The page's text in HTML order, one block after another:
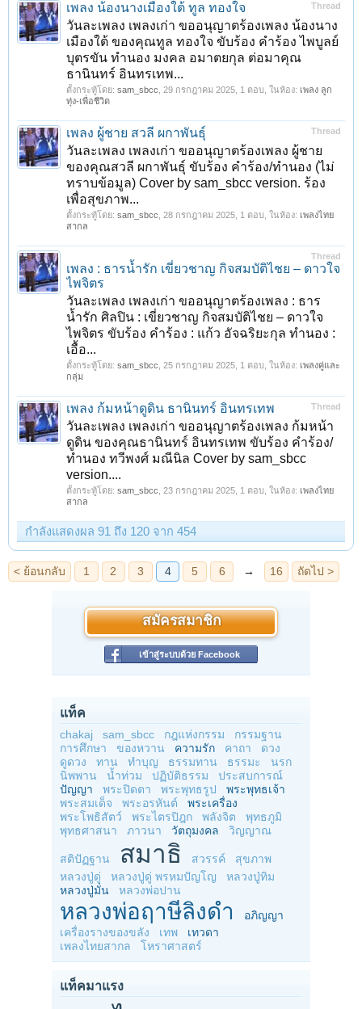
Thread
เพลง น้องนางเมืองใต้ ทูล ทองใจ
วันละเพลง เพลงเก่า ขออนุญาตร้องเพลง น้องนาง
เมืองใต้ ของคุณทูล ทองใจ ขับร้อง คำร้อง ไพบูลย์
บุตรขัน ทำนอง มงคล อมาตยกุล ต่อมาคุณ
ธานินทร์ อินทรเทพ...
ตั้งกระทู้โดย: sam_sbcc 29 กรกฎาคม 2025 , 1 ตอบ, ในห้อง: เพลง ลูก
ทุ่ง-เพื่อชีวิต
Thread
เพลง ผู้ชาย สวลี ผกาพันธุ์
วันละเพลง เพลงเก่า ขออนุญาตร้องเพลง ผู้ชาย
ของคุณสวลี ผกาพันธุ์ ขับร้อง คำร้อง/ทำนอง (ไม่
ทราบข้อมูล) Cover by sam_sbcc version. ร้อง
เพื่อสุขภาพ...
ตั้งกระทู้โดย: sam_sbcc 28 กรกฎาคม 2025 , 1 ตอบ, ในห้อง: เพลงไทย
สากล
Thread
เพลง : ธารน้ำรัก เขี่ยวชาญ กิจสมบัติไชย – ดาวใจ
ไพจิตร
วันละเพลง เพลงเก่า ขออนุญาตร้องเพลง : ธาร
น้ำรัก ศิลปิน : เขี่ยวชาญ กิจสมบัติไชย – ดาวใจ
ไพจิตร ขับร้อง คำร้อง : แก้ว อัจฉริยะกุล ทำนอง :
เอื้อ...
ตั้งกระทู้โดย: sam_sbcc 25 กรกฎาคม 2025 , 1 ตอบ, ในห้อง: เพลงคู่และ
กลุ่ม
Thread
เพลง ก้มหน้าดูดิน ธานินทร์ อินทรเทพ
วันละเพลง เพลงเก่า ขออนุญาตร้องเพลง ก้มหน้า
ดูดิน ของคุณธานินทร์ อินทรเทพ ขับร้อง คำร้อง/
ทำนอง ทวีพงศ์ มณีนิล Cover by sam_sbcc
version....
ตั้งกระทู้โดย: sam_sbcc 23 กรกฎาคม 2025 , 1 ตอบ, ในห้อง: เพลงไทย
สากล
กำลังแสดงผล 91 ถึง 120 จาก 454
สมัครสมาชิก
เข้าสู่ระบบด้วย Facebook
แท็ค
chakaj sam_sbcc กฎแห่งกรรม
กรรมฐาน
การศึกษา
ของหวาน ความรัก คาถา
ดวง
ดูดวง
ทาน ทำบุญ ธรรมทาน ธรรมะ
นรก
นิพพาน
น้ำท่วม ปฏิบัติธรรม
ประสบการณ์
ปัญญา
พระปิดตา พระพุทธรูป
พระพุทธเจ้า
พระสมเด็จ
พระอรหันต์
พระเครื่อง
พระโพธิสัตว์
พระไตรปิฎก พลังจิต
พุทธภูมิ
พุทธศาสนา
ภาวนา วัตถุมงคล วิญญาณ
สติปัฏฐาน สมาธิ สวรรค์
สุขภาพ
หลวงปู่ดู่
หลวงปู่ดู่ พรหมปัญโญ
หลวงปู่ทิม
หลวงปู่มั่น
หลวงพ่อปาน
หลวงพ่อฤาษีลิงดำ
อภิญญา
เครื่องรางของขลัง
เทพ
เทวดา
เพลงไทยสากล
โหราศาสตร์
แท็คมาแรง